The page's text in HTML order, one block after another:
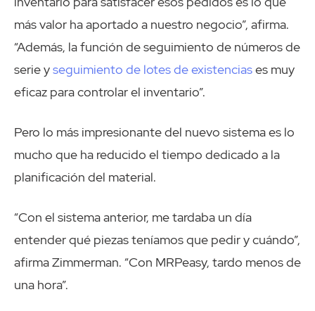
más valor ha aportado a nuestro negocio”, afirma.
“Además, la función de seguimiento de números de
serie yseguimiento de lotes de existenciases muy
eficaz para controlar el inventario”.
Pero lo más impresionante del nuevo sistema es lo
mucho que ha reducido el tiempo dedicado a la
planificación del material.
“Con el sistema anterior, me tardaba un día
entender qué piezas teníamos que pedir y cuándo”,
afirma Zimmerman. “Con MRPeasy, tardo menos de
una hora”.